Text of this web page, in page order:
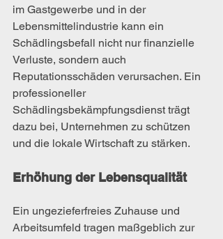
im Gastgewerbe und in der
Lebensmittelindustrie kann ein
Schädlingsbefall nicht nur finanzielle
Verluste, sondern auch
Reputationsschäden verursachen. Ein
professioneller
Schädlingsbekämpfungsdienst trägt
dazu bei, Unternehmen zu schützen
und die lokale Wirtschaft zu stärken.
Erhöhung der Lebensqualität
Ein ungezieferfreies Zuhause und
Arbeitsumfeld tragen maßgeblich zur